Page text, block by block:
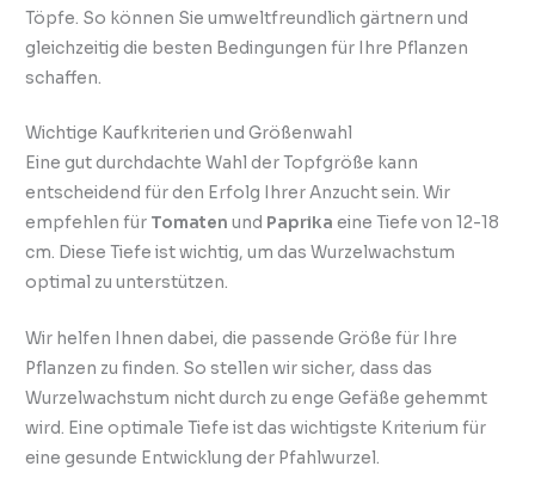
Töpfe. So können Sie umweltfreundlich gärtnern und
gleichzeitig die besten Bedingungen für Ihre Pflanzen
schaffen.
Wichtige Kaufkriterien und Größenwahl
Eine gut durchdachte Wahl der Topfgröße kann
entscheidend für den Erfolg Ihrer Anzucht sein. Wir
empfehlen für Tomaten und Paprika eine Tiefe von 12-18
cm. Diese Tiefe ist wichtig, um das Wurzelwachstum
optimal zu unterstützen.
Wir helfen Ihnen dabei, die passende Größe für Ihre
Pflanzen zu finden. So stellen wir sicher, dass das
Wurzelwachstum nicht durch zu enge Gefäße gehemmt
wird. Eine optimale Tiefe ist das wichtigste Kriterium für
eine gesunde Entwicklung der Pfahlwurzel.